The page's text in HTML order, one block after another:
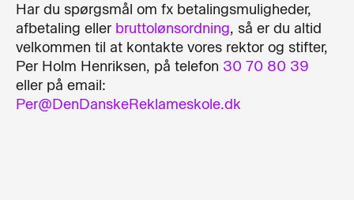
Har du spørgsmål om fx betalingsmuligheder,
afbetaling eller bruttolønsordning, så er du altid
velkommen til at kontakte vores rektor og stifter,
Per Holm Henriksen, på telefon 30 70 80 39
eller på email:
Per@DenDanskeReklameskole.dk